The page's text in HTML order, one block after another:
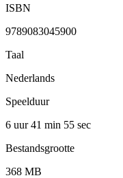
ISBN
9789083045900
Taal
Nederlands
Speelduur
6 uur 41 min 55 sec
Bestandsgrootte
368 MB